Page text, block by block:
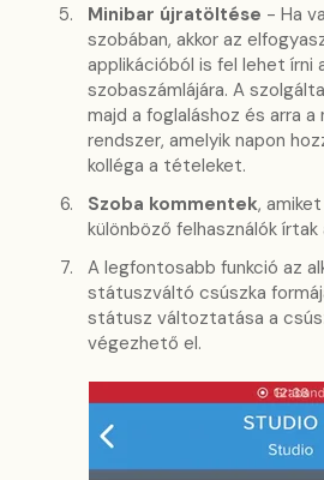
Minibar újratöltése - Ha
szobában, akkor az
applikációból is fel lehet írni
szobaszámlájára. A
majd a foglaláshoz és arra a
rendszer, amelyik napon
kolléga a tételeket.
Szoba kommentek,
különböző felhasználók írtak
A legfontosabb funkció az
státuszváltó csúszka
státusz változtatása a
végezhető el.